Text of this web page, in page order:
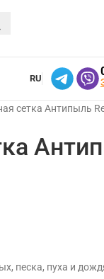
RU
сетка Антипыль
песка, пуха и